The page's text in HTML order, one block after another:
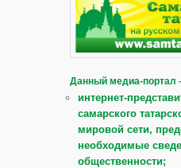
Данный медиа-портал
интернет-
самарского
мировой сети,
необходимые
общественности;